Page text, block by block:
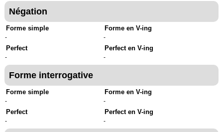
Négation
Forme simple
-
Forme en V-ing
-
Perfect
-
Perfect en V-ing
-
Forme interrogative
Forme simple
-
Forme en V-ing
-
Perfect
-
Perfect en V-ing
-